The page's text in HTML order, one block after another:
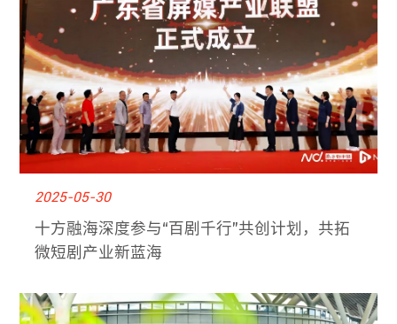
2025-05-30
十方融海深度参与“百剧千行”共创计划，共拓
微短剧产业新蓝海